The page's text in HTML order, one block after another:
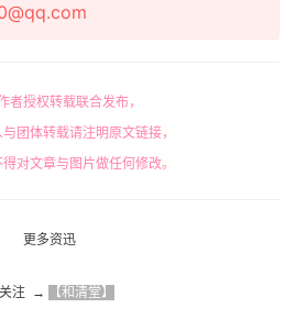
者授权转载联合发布，
团体转载请注明原文链接，
对文章与图片做任何修改。
更多资迅
注  → 【和清堂】